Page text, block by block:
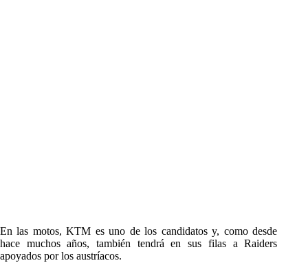
En las motos, KTM es uno de los candidatos y, como desde
hace muchos años, también tendrá en sus filas a Raiders
apoyados por los austríacos.